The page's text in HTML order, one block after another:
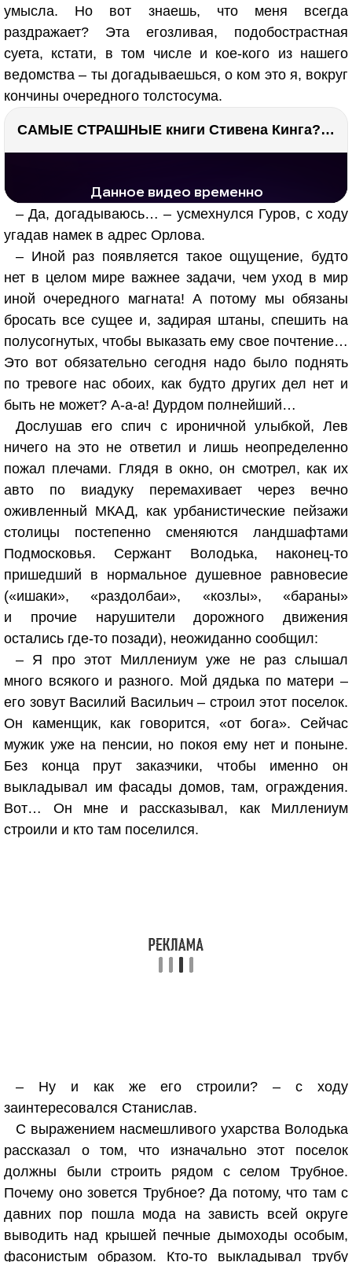
умысла. Но вот знаешь, что меня всегда
раздражает? Эта егозливая, подобострастная
суета, кстати, в том числе и кое-кого из нашего
ведомства – ты догадываешься, о ком это я, вокруг
кончины очередного толстосума.
САМЫЕ СТРАШНЫЕ книги Стивена Кинга???
– Да, догадываюсь… – усмехнулся Гуров, с ходу
угадав намек в адрес Орлова.
– Иной раз появляется такое ощущение, будто
нет в целом мире важнее задачи, чем уход в мир
иной очередного магната! А потому мы обязаны
бросать все сущее и, задирая штаны, спешить на
полусогнутых, чтобы выказать ему свое почтение…
Это вот обязательно сегодня надо было поднять
по тревоге нас обоих, как будто других дел нет и
быть не может? А-а-а! Дурдом полнейший…
Дослушав его спич с ироничной улыбкой, Лев
ничего на это не ответил и лишь неопределенно
пожал плечами. Глядя в окно, он смотрел, как их
авто по виадуку перемахивает через вечно
оживленный МКАД, как урбанистические пейзажи
столицы постепенно сменяются ландшафтами
Подмосковья. Сержант Володька, наконец-то
пришедший в нормальное душевное равновесие
(«ишаки», «раздолбаи», «козлы», «бараны»
и прочие нарушители дорожного движения
остались где-то позади), неожиданно сообщил:
– Я про этот Миллениум уже не раз слышал
много всякого и разного. Мой дядька по матери –
его зовут Василий Васильич – строил этот поселок.
Он каменщик, как говорится, «от бога». Сейчас
мужик уже на пенсии, но покоя ему нет и поныне.
Без конца прут заказчики, чтобы именно он
выкладывал им фасады домов, там, ограждения.
Вот… Он мне и рассказывал, как Миллениум
строили и кто там поселился.
– Ну и как же его строили? – с ходу
заинтересовался Станислав.
С выражением насмешливого ухарства Володька
рассказал о том, что изначально этот поселок
должны были строить рядом с селом Трубное.
Почему оно зовется Трубное? Да потому, что там с
давних пор пошла мода на зависть всей округе
выводить над крышей печные дымоходы особым,
фасонистым образом. Кто-то выкладывал трубу